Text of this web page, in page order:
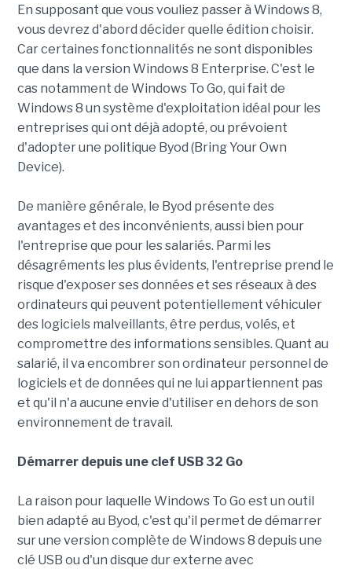
En supposant que vous vouliez passer à Windows 8,
vous devrez d'abord décider quelle édition choisir.
Car certaines fonctionnalités ne sont disponibles
que dans la version Windows 8 Enterprise. C'est le
cas notamment de Windows To Go, qui fait de
Windows 8 un système d'exploitation idéal pour les
entreprises qui ont déjà adopté, ou prévoient
d'adopter une politique Byod (Bring Your Own
Device).
De manière générale, le Byod présente des
avantages et des inconvénients, aussi bien pour
l'entreprise que pour les salariés. Parmi les
désagréments les plus évidents, l'entreprise prend le
risque d'exposer ses données et ses réseaux à des
ordinateurs qui peuvent potentiellement véhiculer
des logiciels malveillants, être perdus, volés, et
compromettre des informations sensibles. Quant au
salarié, il va encombrer son ordinateur personnel de
logiciels et de données qui ne lui appartiennent pas
et qu'il n'a aucune envie d'utiliser en dehors de son
environnement de travail.
Démarrer depuis une clef USB 32 Go
La raison pour laquelle Windows To Go est un outil
bien adapté au Byod, c'est qu'il permet de démarrer
sur une version complète de Windows 8 depuis une
clé USB ou d'un disque dur externe avec